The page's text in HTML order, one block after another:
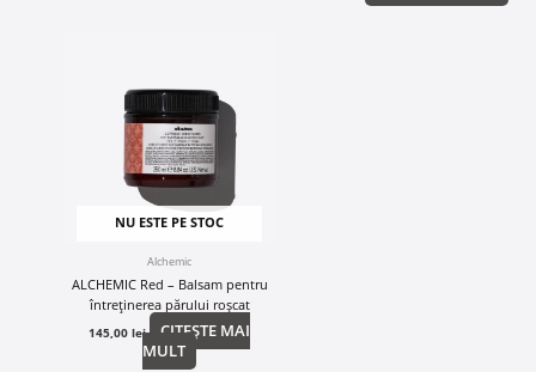
NU ESTE PE STOC
Alchemic
ALCHEMIC Red – Balsam pentru
întreținerea părului roșcat
145,00 lei
CITEȘTE MAI
MULT